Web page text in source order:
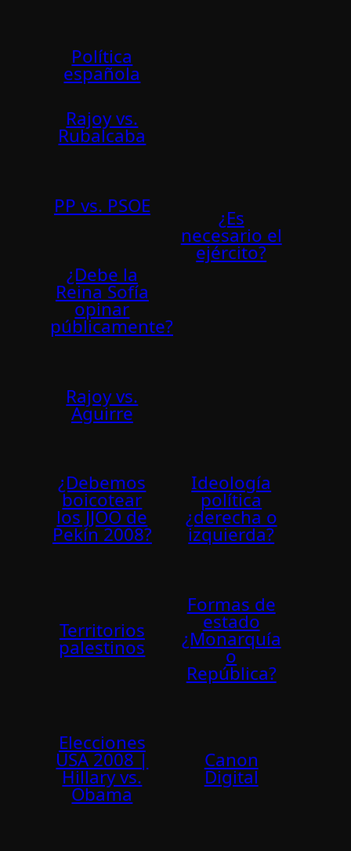
Polí­tica
española
Rajoy vs.
Rubalcaba
PP vs. PSOE
¿Debe la
Reina Sofía
opinar
públicamente?
Rajoy vs.
Aguirre
¿Es
necesario el
ejército?
¿Debemos
boicotear
los JJOO de
Pekí­n 2008?
Ideología
polí­tica
¿derecha o
izquierda?
Territorios
palestinos
Formas de
estado
¿Monarquía
o
República?
Elecciones
USA 2008 |
Hillary vs.
Obama
Canon
Digital